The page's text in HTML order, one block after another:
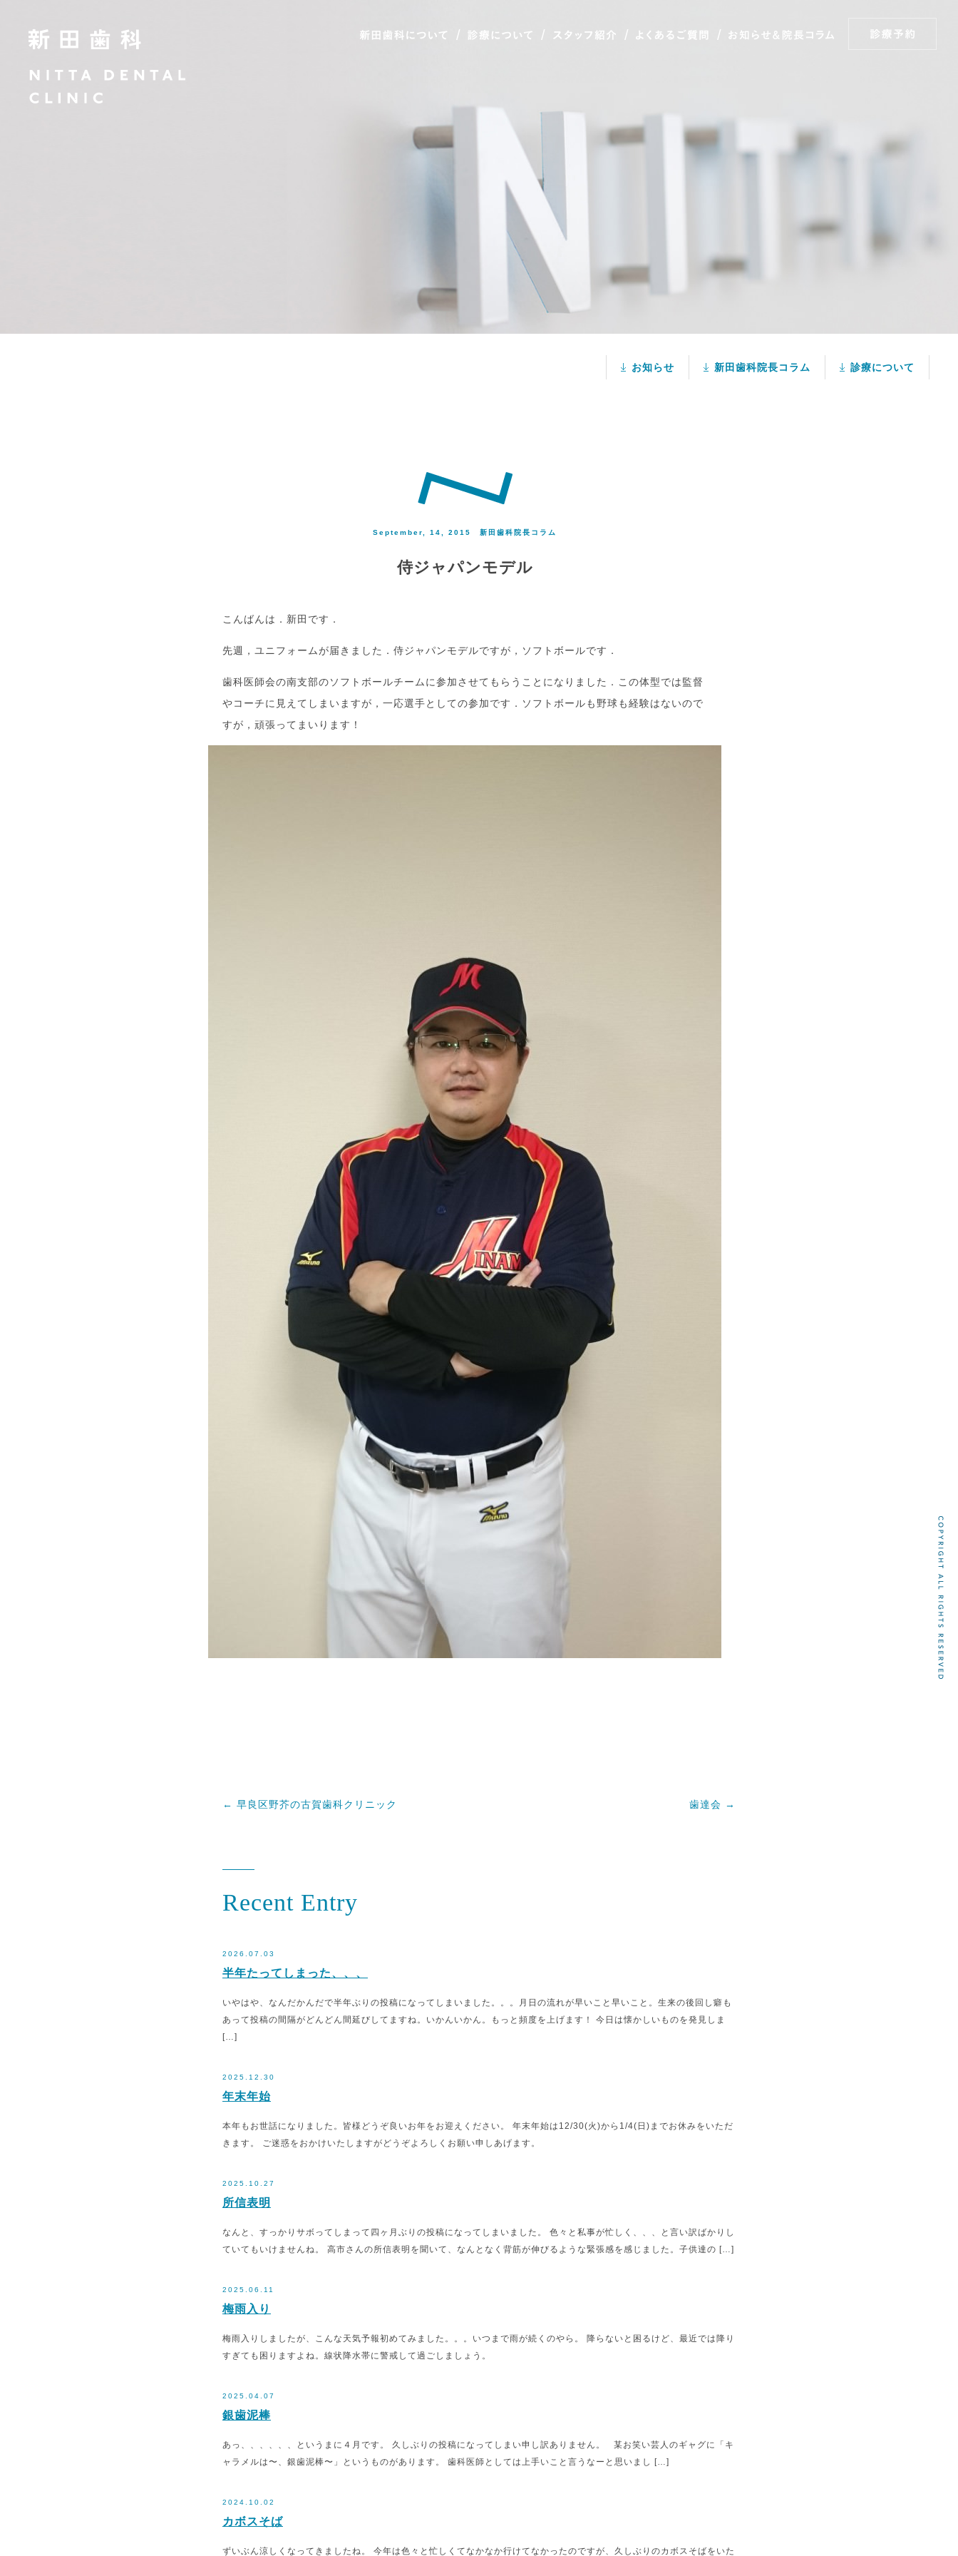
お知らせ 新田歯科院長コラム 診療について
September, 14, 2015 新田歯科院長コラム
侍ジャパンモデル
こんばんは．新田です．
先週，ユニフォームが届きました．侍ジャパンモデルですが，ソフトボールです．
歯科医師会の南支部のソフトボールチームに参加させてもらうことになりました．この体型では監督
やコーチに見えてしまいますが，一応選手としての参加です．ソフトボールも野球も経験はないので
すが，頑張ってまいります！
← 早良区野芥の古賀歯科クリニック 歯達会 →
Recent Entry
2026.07.03
半年たってしまった、、、
いやはや、なんだかんだで半年ぶりの投稿になってしまいました。。。月日の流れが早いこと早いこと。生来の後回し癖も
あって投稿の間隔がどんどん間延びしてますね。いかんいかん。もっと頻度を上げます！ 今日は懐かしいものを発見しま
[…]
2025.12.30
年末年始
本年もお世話になりました。皆様どうぞ良いお年をお迎えください。 年末年始は12/30(火)から1/4(日)までお休みをいただ
きます。 ご迷惑をおかけいたしますがどうぞよろしくお願い申しあげます。
2025.10.27
所信表明
なんと、すっかりサボってしまって四ヶ月ぶりの投稿になってしまいました。 色々と私事が忙しく、、、と言い訳ばかりし
ていてもいけませんね。 高市さんの所信表明を聞いて、なんとなく背筋が伸びるような緊張感を感じました。子供達の […]
2025.06.11
梅雨入り
梅雨入りしましたが、こんな天気予報初めてみました。。。いつまで雨が続くのやら。 降らないと困るけど、最近では降り
すぎても困りますよね。線状降水帯に警戒して過ごしましょう。
2025.04.07
銀歯泥棒
あっ、、、、、、というまに４月です。 久しぶりの投稿になってしまい申し訳ありません。 某お笑い芸人のギャグに「キ
ャラメルは〜、銀歯泥棒〜」というものがあります。 歯科医師としては上手いこと言うなーと思いまし […]
2024.10.02
カボスそば
ずいぶん涼しくなってきましたね。 今年は色々と忙しくてなかなか行けてなかったのですが、久しぶりのカボスそばをいた